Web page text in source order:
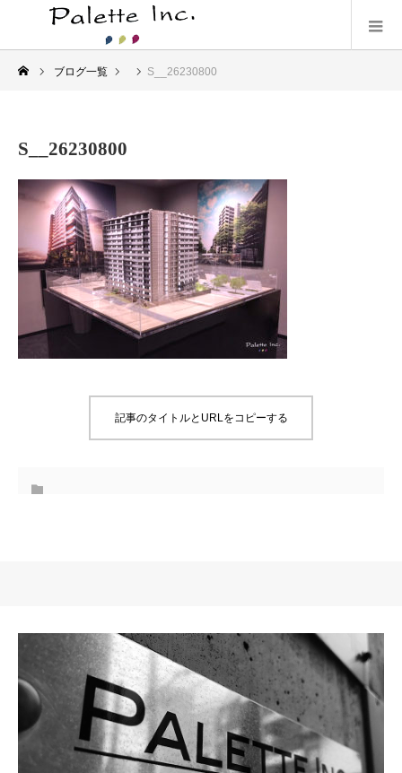
ブログ一覧 S__26230800
S__26230800
記事のタイトルとURLをコピーする